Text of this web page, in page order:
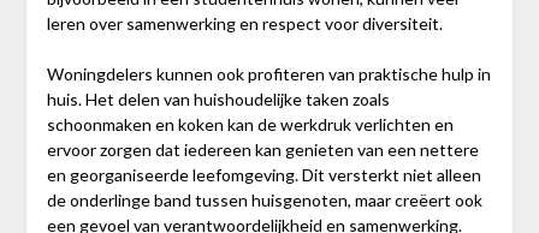
leren over samenwerking en respect voor diversiteit.
Woningdelers kunnen ook profiteren van praktische hulp in
huis. Het delen van huishoudelijke taken zoals
schoonmaken en koken kan de werkdruk verlichten en
ervoor zorgen dat iedereen kan genieten van een nettere
en georganiseerde leefomgeving. Dit versterkt niet alleen
de onderlinge band tussen huisgenoten, maar creëert ook
een gevoel van verantwoordelijkheid en samenwerking.